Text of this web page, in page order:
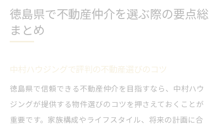
徳島で中古住宅選びに役立つ仲介会社情報
安心と信頼の中村ハウジングが導く新生活
中村ハウジングの丁寧な対応と口コミ評価
徳島県で不動産仲介を選ぶ際の要点総
まとめ
中村ハウジングで評判の不動産選びのコツ
徳島県で信頼できる不動産仲介を目指すなら、中村ハウ
ジングが提供する物件選びのコツを押さえておくことが
重要です。家族構成やライフスタイル、将来の計画に合